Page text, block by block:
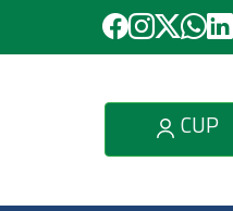
CUP